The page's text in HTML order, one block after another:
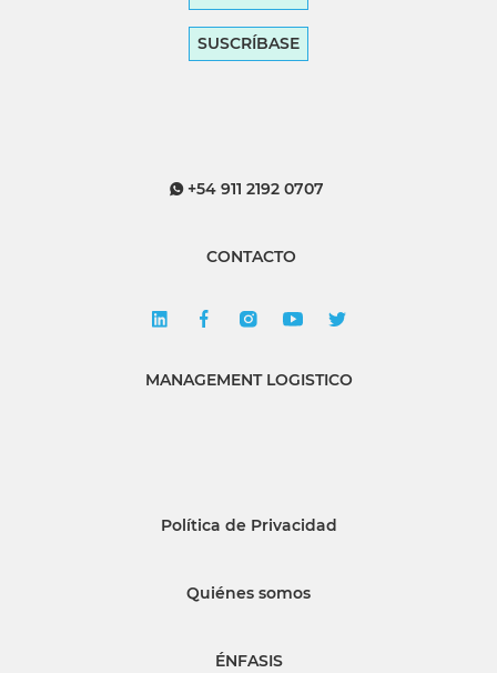
SUSCRÍBASE
+54 911 2192 0707
CONTACTO
MANAGEMENT LOGISTICO
Política de Privacidad
Quiénes somos
ÉNFASIS